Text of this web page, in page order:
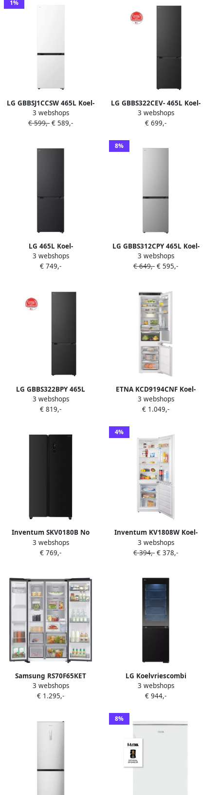
Geluidsniveau 37 dB LED
Airflow Energy Saving
1%
LG GBBSJ1CCSW 465L Koel-
vriescombinatie Super Wit
Smart Technology ThinQ
3 webshops
€ 599,- € 589,-
LG GBBS322CEV- 465L Koel-
vriescombinatie Essence
Zwart Staal- Smart
3 webshops
€ 699,-
LG 465L Koel-
vriescombinatie Zwart
GBBS322BEV B label
3 webshops
€ 749,-
8%
LG GBBS312CPY 465L Koel-
vriescombinatie Smart
Technology ThinQ (WiFi)
3 webshops
€ 649,- € 595,-
LG GBBS322BPY 465L
INHOUD Koel-
vriescombinatie Prime
3 webshops
€ 819,-
ETNA KCD9194CNF Koel-
vriescombinatie
Energielabel C 34dB (A)
Multi-Air Flow CoolFresh
SmartZone Super Cool Fast
Freeze Inverter Compressor
ConnectLife 284 Liter
3 webshops
€ 1.049,-
Inventum SKV0180B No
Frost energiezuinige
Amerikaanse koelkast 532
Deuralarm 2 deuren Zwart
3 webshops
€ 769,-
4%
Inventum KV1808W Koel-
vriescombinatie Wit
3 webshops
€ 394,- € 378,-
Samsung RS70F65KET
Amerikaanse koelkast 7-
serie Zilver Wifi 5 jaar
3 webshops
€ 1.295,-
LG Koelvriescombi
GBG5160CEV | Koelkasten
met ecocheques |
3 webshops
€ 944,-
8%